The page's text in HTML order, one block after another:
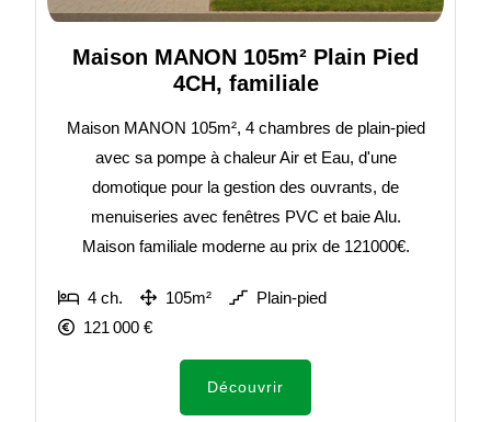
Maison MANON 105m² Plain Pied
4CH, familiale
Maison MANON 105m², 4 chambres de plain-pied
avec sa pompe à chaleur Air et Eau, d'une
domotique pour la gestion des ouvrants, de
menuiseries avec fenêtres PVC et baie Alu.
Maison familiale moderne au prix de 121000€.
4 ch. 105m²
Plain-pied
121 000 €
Découvrir